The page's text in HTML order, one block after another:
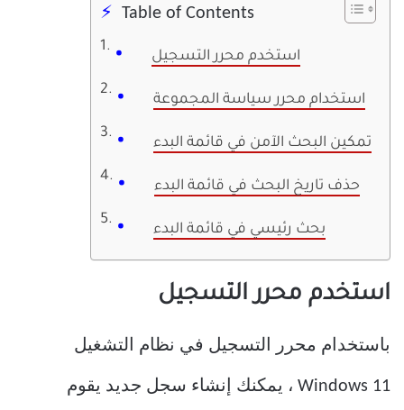
Table of Contents
استخدم محرر التسجيل
استخدام محرر سياسة المجموعة
تمكين البحث الآمن في قائمة البدء
حذف تاريخ البحث في قائمة البدء
بحث رئيسي في قائمة البدء
استخدم محرر التسجيل
باستخدام محرر التسجيل في نظام التشغيل
Windows 11 ، يمكنك إنشاء سجل جديد يقوم